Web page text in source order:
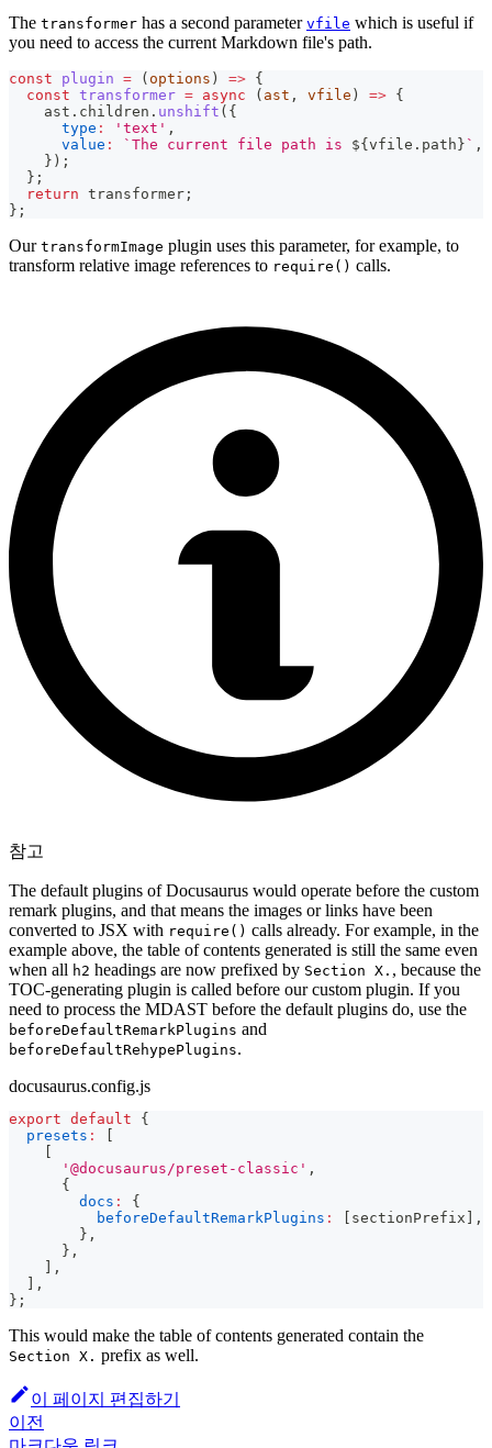
The transformer has a second parameter vfile which is useful if
you need to access the current Markdown file's path.
const plugin = ( options ) => {
const transformer = async ( ast , vfile ) => {
    ast
. children . unshift ( {
type : 'text' ,
value : ` The current file path is ${ vfile . path } ` ,
} ) ;
} ;
return transformer ;
} ;
Our transformImage plugin uses this parameter, for example, to
transform relative image references to require() calls.
참고
The default plugins of Docusaurus would operate before the custom
remark plugins, and that means the images or links have been
converted to JSX with require() calls already. For example, in the
example above, the table of contents generated is still the same even
when all h2 headings are now prefixed by Section X. , because the
TOC-generating plugin is called before our custom plugin. If you
need to process the MDAST before the default plugins do, use the
beforeDefaultRemarkPlugins and
beforeDefaultRehypePlugins.
docusaurus.config.js
export default
{
presets :
[
[
'@docusaurus/preset-classic' ,
{
docs :
{
beforeDefaultRemarkPlugins : [ sectionPrefix ] ,
} ,
} ,
] ,
] ,
} ;
This would make the table of contents generated contain the
Section X. prefix as well.
이 페이지 편집하기
이전